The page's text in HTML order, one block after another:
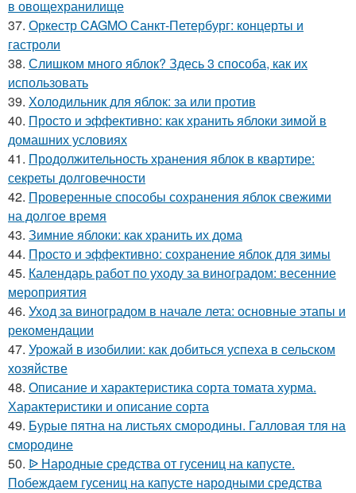
в овощехранилище
37. Оркестр CAGMO Санкт-Петербург: концерты и
гастроли
38. Слишком много яблок? Здесь 3 способа, как их
использовать
39. Холодильник для яблок: за или против
40. Просто и эффективно: как хранить яблоки зимой в
домашних условиях
41. Продолжительность хранения яблок в квартире:
секреты долговечности
42. Проверенные способы сохранения яблок свежими
на долгое время
43. Зимние яблоки: как хранить их дома
44. Просто и эффективно: сохранение яблок для зимы
45. Календарь работ по уходу за виноградом: весенние
мероприятия
46. Уход за виноградом в начале лета: основные этапы и
рекомендации
47. Урожай в изобилии: как добиться успеха в сельском
хозяйстве
48. Описание и характеристика сорта томата хурма.
Характеристики и описание сорта
49. Бурые пятна на листьях смородины. Галловая тля на
смородине
50. ᐉ Народные средства от гусениц на капусте.
Побеждаем гусениц на капусте народными средства